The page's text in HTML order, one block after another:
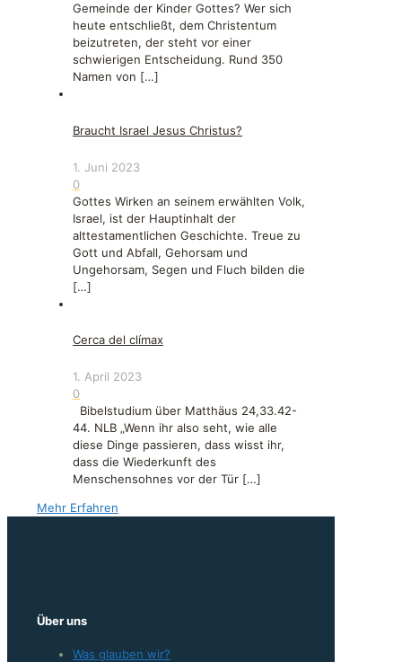
Gemeinde der Kinder Gottes? Wer sich
heute entschließt, dem Christentum
beizutreten, der steht vor einer
schwierigen Entscheidung. Rund 350
Namen von […]
Braucht Israel Jesus Christus?
1. Juni 2023
0
Gottes Wirken an seinem erwählten Volk,
Israel, ist der Hauptinhalt der
alttestamentlichen Geschichte. Treue zu
Gott und Abfall, Gehorsam und
Ungehorsam, Segen und Fluch bilden die
[…]
Cerca del clímax
1. April 2023
0
Bibelstudium über Matthäus 24,33.42-
44. NLB „Wenn ihr also seht, wie alle
diese Dinge passieren, dass wisst ihr,
dass die Wiederkunft des
Menschensohnes vor der Tür […]
Mehr Erfahren
Über uns
Was glauben wir?